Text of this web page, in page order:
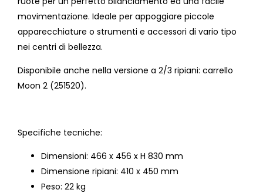
movimentazione. Ideale per appoggiare piccole
apparecchiature o strumenti e accessori di vario tipo
nei centri di bellezza.
Disponibile anche nella versione a 2/3 ripiani: carrello
Moon 2 (251520).
Specifiche tecniche:
Dimensioni: 466 x 456 x H 830 mm
Dimensione ripiani: 410 x 450 mm
Peso: 22 kg